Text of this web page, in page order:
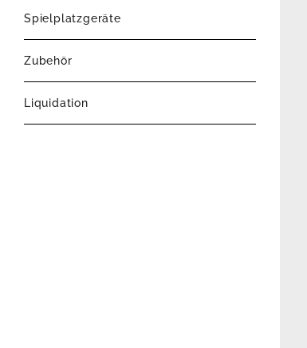
Spielplatzgeräte
Zubehör
Liquidation